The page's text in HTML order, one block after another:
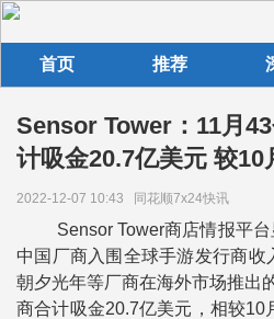
首页 推荐
Sensor Tower：11月
计吸金20.7亿美元 较10
2022-12-07 10:43 同花顺7x24快讯
Sensor Tower商店情报平台
中国厂商入围全球手游发行商收
朝夕光年等厂商在海外市场推出
商合计吸金20.7亿美元，相较10